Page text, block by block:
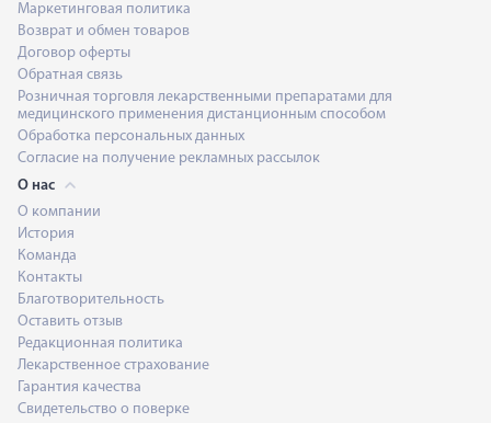
Маркетинговая политика
Возврат и обмен товаров
Договор оферты
Обратная связь
Розничная торговля лекарственными препаратами для
медицинского применения дистанционным способом
Обработка персональных данных
Согласие на получение рекламных рассылок
О нас
О компании
История
Команда
Контакты
Благотворительность
Оставить отзыв
Редакционная политика
Лекарственное страхование
Гарантия качества
Свидетельство о поверке